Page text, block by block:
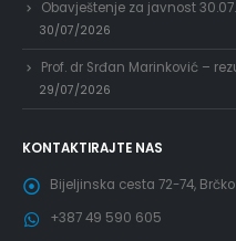
Obavještenje za javnost
30/07/2026
Prof. dr Srđan Marinković –
29/07/2026
KONTAKTIRAJTE NAS
Bijeljinska cesta 72-74, Brčko
+387 49 590 605